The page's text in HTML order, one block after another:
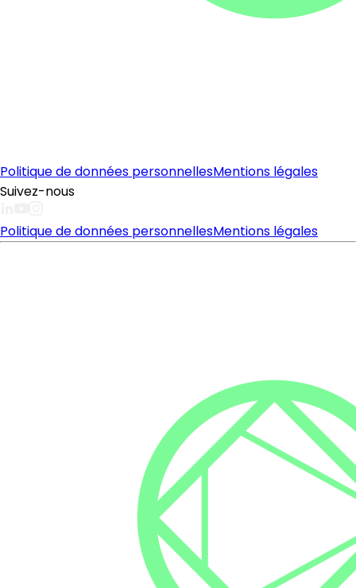
Politique de données personnellesMentions légales
Suivez-nous
Politique de données personnellesMentions légales